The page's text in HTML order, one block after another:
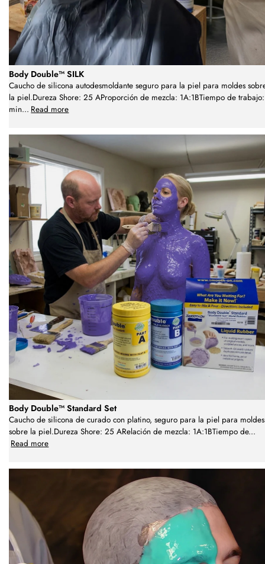
Body Double™ SILK
Caucho de silicona autodesmoldante seguro para la piel para moldes
la piel.Dureza Shore: 25 AProporción de mezcla: 1A:1BTiempo de
min... Read more
Body Double™ Standard Set
Caucho de silicona de curado con platino, seguro para la piel para moldes
sobre la piel.Dureza Shore: 25 ARelación de mezcla: 1A:1BTiempo de...
Read more